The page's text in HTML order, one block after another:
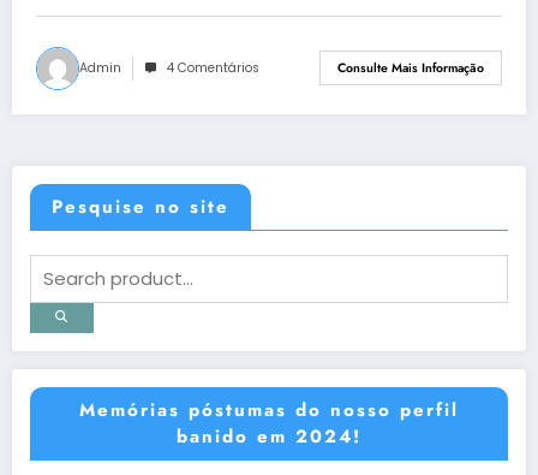
Admin 4 Comentários Consulte Mais Informação
Pesquise no site
Memórias póstumas do nosso perfil
banido em 2024!